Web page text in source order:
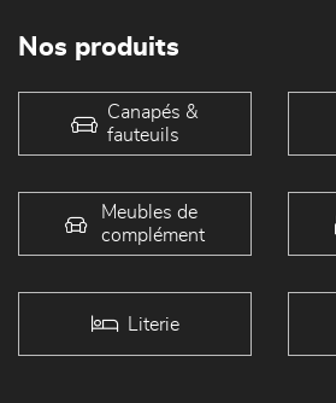
Nos produits
Canapés &
fauteuils
Meubles de
complément
Literie